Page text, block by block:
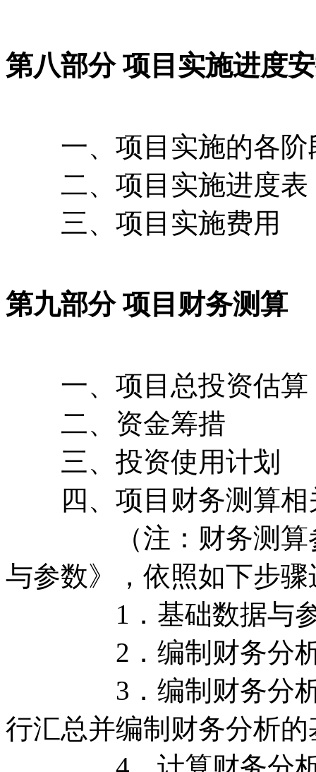
第八部分 项目实施进度
一、项目实施的各阶
二、项目实施进度表
三、项目实施费用
第九部分 项目财务测算
一、项目总投资估算
二、资金筹措
三、投资使用计划
四、项目财务测算相
（注：财务测算参
与参数》，依照如下步骤
1．基础数据与参数
2．编制财务分析
3．编制财务分析的
行汇总并编制财务分析